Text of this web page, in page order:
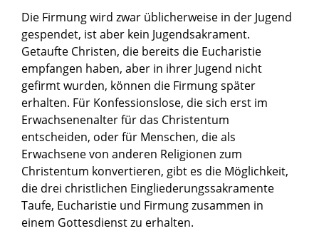
Die Firmung wird zwar üblicherweise in der Jugend
gespendet, ist aber kein Jugendsakrament.
Getaufte Christen, die bereits die Eucharistie
empfangen haben, aber in ihrer Jugend nicht
gefirmt wurden, können die Firmung später
erhalten. Für Konfessionslose, die sich erst im
Erwachsenenalter für das Christentum
entscheiden, oder für Menschen, die als
Erwachsene von anderen Religionen zum
Christentum konvertieren, gibt es die Möglichkeit,
die drei christlichen Eingliederungssakramente
Taufe, Eucharistie und Firmung zusammen in
einem Gottesdienst zu erhalten.